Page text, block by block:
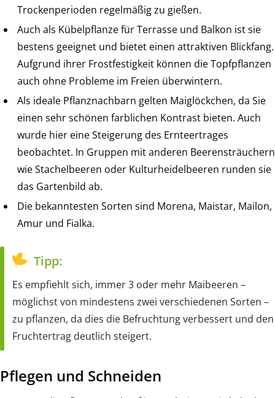
Trockenperioden regelmäßig zu gießen.
Auch als Kübelpflanze für Terrasse und Balkon ist sie
bestens geeignet und bietet einen attraktiven Blickfang.
Aufgrund ihrer Frostfestigkeit können die Topfpflanzen
auch ohne Probleme im Freien überwintern.
Als ideale Pflanznachbarn gelten Maiglöckchen, da Sie
einen sehr schönen farblichen Kontrast bieten. Auch
wurde hier eine Steigerung des Ernteertrages
beobachtet. In Gruppen mit anderen Beerensträuchern
wie Stachelbeeren oder Kulturheidelbeeren runden sie
das Gartenbild ab.
Die bekanntesten Sorten sind Morena, Maistar, Mailon,
Amur und Fialka.
Tipp:
Es empfiehlt sich, immer 3 oder mehr Maibeeren –
möglichst von mindestens zwei verschiedenen Sorten –
zu pflanzen, da dies die Befruchtung verbessert und den
Fruchtertrag deutlich steigert.
Pflegen und Schneiden